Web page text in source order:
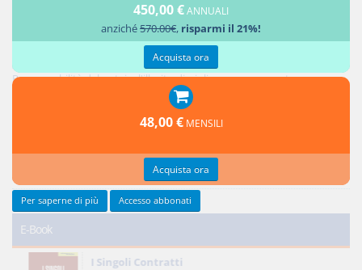
Responsabilità del notaio: i controlli sui soggetti e sull'oggetto dell'atto
Responsabilità del notaio: l'illecito disciplinare conseguente
Credito privilegiato del promissario acquirente e ipoteche sul bene
Reciprocità delle concessioni
Tutti gli ultimi contributi >
E-Book
I Singoli Contratti
450,00 €ANNUALI
anziché570.00€, risparmi il 21%!
Acquista ora
48,00 € MENSILI
Acquista ora
Per saperne di più Accesso abbonati